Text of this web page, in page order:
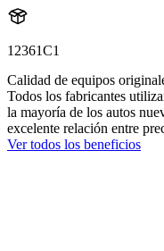
12361C1
Calidad de equipos
Todos los fabricantes
la mayoría de los autos
excelente relación entre
Ver todos los beneficios